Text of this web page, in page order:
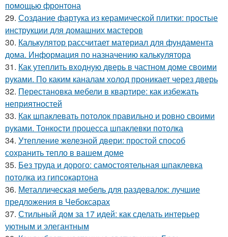
помощью фронтона
29. Создание фартука из керамической плитки: простые
инструкции для домашних мастеров
30. Калькулятор рассчитает материал для фундамента
дома. Информация по назначению калькулятора
31. Как утеплить входную дверь в частном доме своими
руками. По каким каналам холод проникает через дверь
32. Перестановка мебели в квартире: как избежать
неприятностей
33. Как шпаклевать потолок правильно и ровно своими
руками. Тонкости процесса шпаклевки потолка
34. Утепление железной двери: простой способ
сохранить тепло в вашем доме
35. Без труда и дорого: самостоятельная шпаклевка
потолка из гипсокартона
36. Металлическая мебель для раздевалок: лучшие
предложения в Чебоксарах
37. Стильный дом за 17 идей: как сделать интерьер
уютным и элегантным